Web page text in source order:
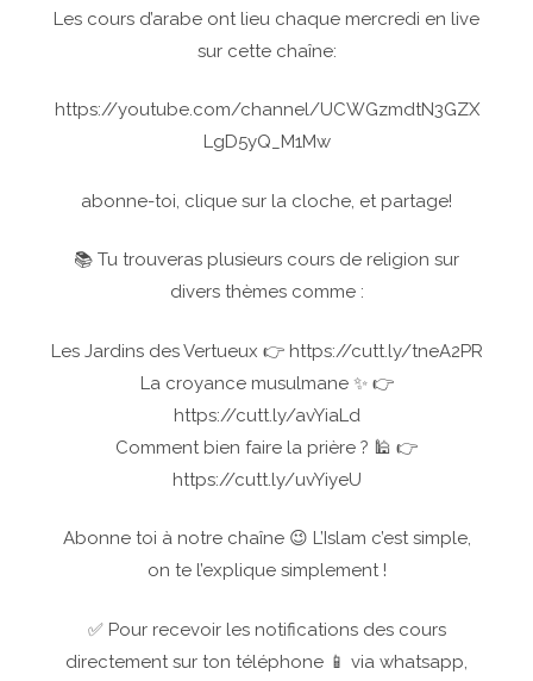
Les cours d’arabe ont lieu chaque mercredi en live
sur cette chaîne:
https://youtube.com/channel/UCWGzmdtN3GZX
LgD5yQ_M1Mw
abonne-toi, clique sur la cloche, et partage!
📚 Tu trouveras plusieurs cours de religion sur
divers thèmes comme :
Les Jardins des Vertueux 👉 https://cutt.ly/tneA2PR
La croyance musulmane ✨ 👉
https://cutt.ly/avYiaLd
Comment bien faire la prière ? 🕌 👉
https://cutt.ly/uvYiyeU
Abonne toi à notre chaîne 😉 L’Islam c’est simple,
on te l’explique simplement !
✅ Pour recevoir les notifications des cours
directement sur ton téléphone 📱 via whatsapp,